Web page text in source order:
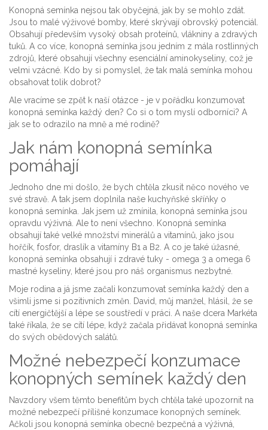
Konopná semínka nejsou tak obyčejná, jak by se mohlo zdát.
Jsou to malé výživové bomby, které skrývají obrovský potenciál.
Obsahují především vysoký obsah proteínů, vlákniny a zdravých
tuků. A co více, konopná semínka jsou jedním z mála rostlinných
zdrojů, které obsahují všechny esenciální aminokyseliny, což je
velmi vzácné. Kdo by si pomyslel, že tak malá semínka mohou
obsahovat tolik dobrot?
Ale vracíme se zpět k naší otázce - je v pořádku konzumovat
konopná semínka každý den? Co si o tom myslí odborníci? A
jak se to odrazilo na mně a mé rodině?
Jak nám konopná semínka
pomáhají
Jednoho dne mi došlo, že bych chtěla zkusit něco nového ve
své stravě. A tak jsem doplnila naše kuchyňské skříňky o
konopná semínka. Jak jsem už zmínila, konopná semínka jsou
opravdu výživná. Ale to není všechno. Konopná semínka
obsahují také velké množství minerálů a vitamínů, jako jsou
hořčík, fosfor, draslík a vitamíny B1 a B2. A co je také úžasné,
konopná semínka obsahují i zdravé tuky - omega 3 a omega 6
mastné kyseliny, které jsou pro náš organismus nezbytné.
Moje rodina a já jsme začali konzumovat semínka každý den a
všimli jsme si pozitivních změn. David, můj manžel, hlásil, že se
cítí energičtější a lépe se soustředí v práci. A naše dcera Markéta
také říkala, že se cítí lépe, když začala přidávat konopná semínka
do svých obědových salátů.
Možné nebezpečí konzumace
konopných semínek každý den
Navzdory všem těmto benefitům bych chtěla také upozornit na
možné nebezpečí přílišné konzumace konopných semínek.
Ačkoli jsou konopná semínka obecně bezpečná a výživná,